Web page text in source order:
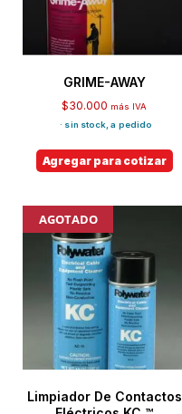
GRIME-AWAY
$30.000 más IVA
· sin stock, a pedido
Agregar para cotizar
AGOTADO
Limpiador De Contactos